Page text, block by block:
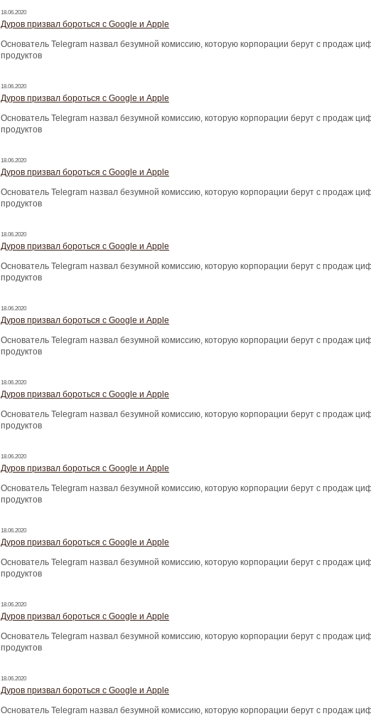
18.06.2020
Дуров призвал бороться с Google и Apple
Основатель Telegram назвал безумной комиссию, которую корпорации берут с продаж
продуктов
18.06.2020
Дуров призвал бороться с Google и Apple
Основатель Telegram назвал безумной комиссию, которую корпорации берут с продаж
продуктов
18.06.2020
Дуров призвал бороться с Google и Apple
Основатель Telegram назвал безумной комиссию, которую корпорации берут с продаж
продуктов
18.06.2020
Дуров призвал бороться с Google и Apple
Основатель Telegram назвал безумной комиссию, которую корпорации берут с продаж
продуктов
18.06.2020
Дуров призвал бороться с Google и Apple
Основатель Telegram назвал безумной комиссию, которую корпорации берут с продаж
продуктов
18.06.2020
Дуров призвал бороться с Google и Apple
Основатель Telegram назвал безумной комиссию, которую корпорации берут с продаж
продуктов
18.06.2020
Дуров призвал бороться с Google и Apple
Основатель Telegram назвал безумной комиссию, которую корпорации берут с продаж
продуктов
18.06.2020
Дуров призвал бороться с Google и Apple
Основатель Telegram назвал безумной комиссию, которую корпорации берут с продаж
продуктов
18.06.2020
Дуров призвал бороться с Google и Apple
Основатель Telegram назвал безумной комиссию, которую корпорации берут с продаж
продуктов
18.06.2020
Дуров призвал бороться с Google и Apple
Основатель Telegram назвал безумной комиссию, которую корпорации берут с продаж